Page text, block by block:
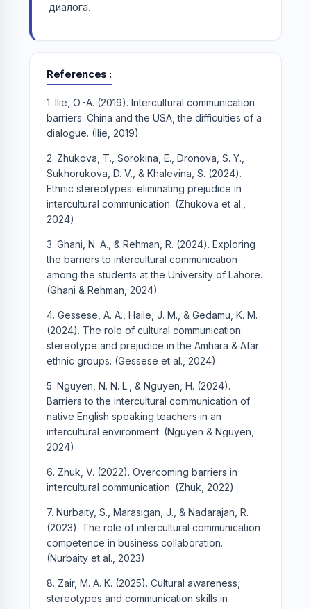
диалога.
References
1. Ilie, O.-A. (2019). Intercultural communication
barriers. China and the USA, the difficulties of a
dialogue. (Ilie, 2019)
2. Zhukova, T., Sorokina, E., Dronova, S. Y.,
Sukhorukova, D. V., & Khalevina, S. (2024).
Ethnic stereotypes: eliminating prejudice in
intercultural communication. (Zhukova et al.,
2024)
3. Ghani, N. A., & Rehman, R. (2024). Exploring
the barriers to intercultural communication
among the students at the University of Lahore.
(Ghani & Rehman, 2024)
4. Gessese, A. A., Haile, J. M., & Gedamu, K. M.
(2024). The role of cultural communication:
stereotype and prejudice in the Amhara & Afar
ethnic groups. (Gessese et al., 2024)
5. Nguyen, N. N. L., & Nguyen, H. (2024).
Barriers to the intercultural communication of
native English speaking teachers in an
intercultural environment. (Nguyen & Nguyen,
2024)
6. Zhuk, V. (2022). Overcoming barriers in
intercultural communication. (Zhuk, 2022)
7. Nurbaity, S., Marasigan, J., & Nadarajan, R.
(2023). The role of intercultural communication
competence in business collaboration.
(Nurbaity et al., 2023)
8. Zair, M. A. K. (2025). Cultural awareness,
stereotypes and communication skills in